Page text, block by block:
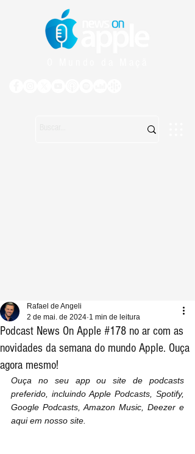
Podcast News On Apple #178 no ar com as
novidades da semana do mundo Apple. Ouça
agora mesmo!
Rafael de Angeli
2 de mai. de 2024 1 min de leitura
Ouça no seu app ou site de podcasts
preferido, incluindo Apple Podcasts, Spotify,
Google Podcasts, Amazon Music, Deezer e
aqui em nosso site.